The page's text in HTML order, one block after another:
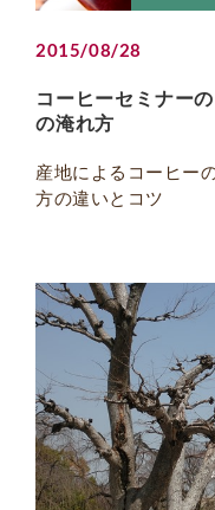
2015/08/28
コーヒーセミナー
の淹れ方
産地によるコーヒー
方の違いとコツ